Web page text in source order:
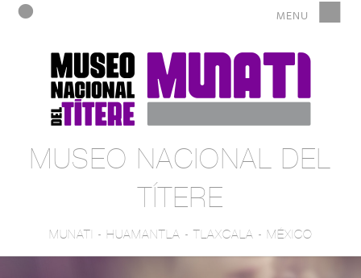
MUSEO NACIONAL DEL
TÍTERE
MUNATI - HUAMANTLA - TLAXCALA - MÉXICO